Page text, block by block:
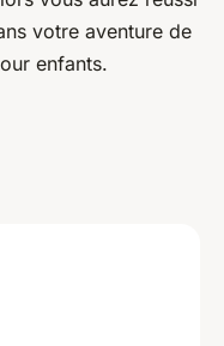
votre aventure de
enfants.